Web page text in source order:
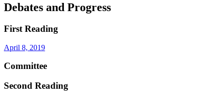
Debates and Progress
First Reading
April 8, 2019
Committee
Second Reading